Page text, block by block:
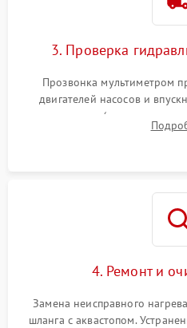
3. Проверка
Прозвонка мультиметром
двигателей насосов и
прессостата (датчика
концевика дверцы и
4. Ремонт и
Замена неисправного
шланга с аквастопом.